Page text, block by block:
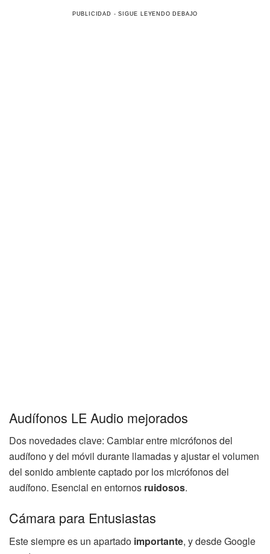
Audífonos LE Audio mejorados
Dos novedades clave: Cambiar entre micrófonos del
audífono y del móvil durante llamadas y ajustar el volumen
del sonido ambiente captado por los micrófonos del
audífono. Esencial en entornos ruidosos.
Cámara para Entusiastas
Este siempre es un apartado importante, y desde Google